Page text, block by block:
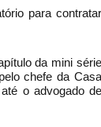
para contratar
da mini série
chefe da Casa
o advogado de